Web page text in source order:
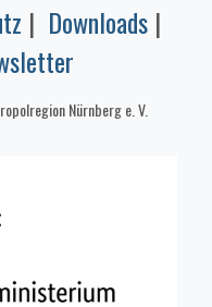
| Downloads |
Nürnberg e. V.